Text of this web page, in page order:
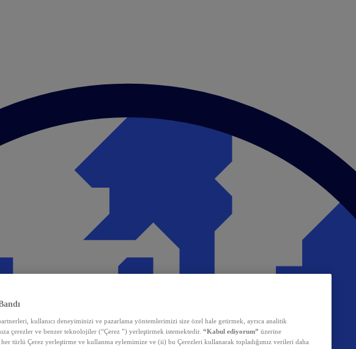
kullanıcı deneyiminizi ve pazarlama yöntemlerimizi size özel hale getirmek, ayrıca analitik
çerezler ve benzer teknolojiler (“Çerez ”) yerleştirmek istemektedir. “Kabul ediyorum” üzerine
her türlü Çerez yerleştirme ve kullanma eylemimize ve (ii) bu Çerezleri kullanarak topladığımız verileri daha